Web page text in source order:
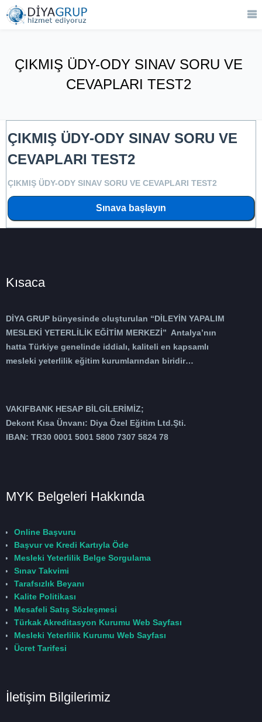
ÇIKMIŞ ÜDY-ODY SINAV SORU VE
CEVAPLARI TEST2
ÇIKMIŞ ÜDY-ODY SINAV SORU VE
CEVAPLARI TEST2
ÇIKMIŞ ÜDY-ODY SINAV SORU VE CEVAPLARI TEST2
Kısaca
DİYA GRUP bünyesinde oluşturulan “DİLEYİN YAPALIM
MESLEKİ YETERLİLİK EĞİTİM MERKEZİ” Antalya’nın
hatta Türkiye genelinde iddialı, kaliteli en kapsamlı
mesleki yeterlilik eğitim kurumlarından biridir…
VAKIFBANK HESAP BİLGİLERİMİZ;
Dekont Kısa Ünvanı: Diya Özel Eğitim Ltd.Şti.
IBAN: TR30 0001 5001 5800 7307 5824 78
MYK Belgeleri Hakkında
Online Başvuru
Başvur ve Kredi Kartıyla Öde
Mesleki Yeterlilik Belge Sorgulama
Sınav Takvimi
Tarafsızlık Beyanı
Kalite Politikası
Mesafeli Satış Sözleşmesi
Türkak Akreditasyon Kurumu Web Sayfası
Mesleki Yeterlilik Kurumu Web Sayfası
Ücret Tarifesi
İletişim Bilgilerimiz